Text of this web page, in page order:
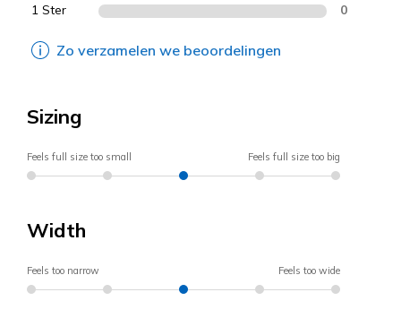
1 Ster 0
Zo verzamelen we beoordelingen
Sizing
Feels full size too small Feels full size too big
Width
Feels too narrow Feels too wide